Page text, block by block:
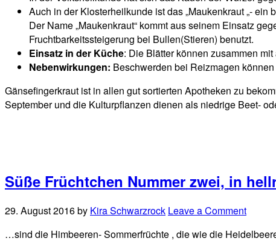
Auch in der Klosterheilkunde ist das „Maukenkraut „-
Der Name „Maukenkraut“ kommt aus seinem Einsatz
Fruchtbarkeitssteigerung bei Bullen(Stieren) benutzt.
Einsatz in der Küche: Die Blätter können zusammen
Nebenwirkungen: Beschwerden bei Reizmagen
Gänsefingerkraut ist in allen gut sortierten Apotheken zu
September und die Kulturpflanzen dienen als niedrige Beet-
Süße Früchtchen Nummer zwei, in
29. August 2016by Kira Schwarzrock Leave a Comment
…sind die Himbeeren- Sommerfrüchte , die wie die